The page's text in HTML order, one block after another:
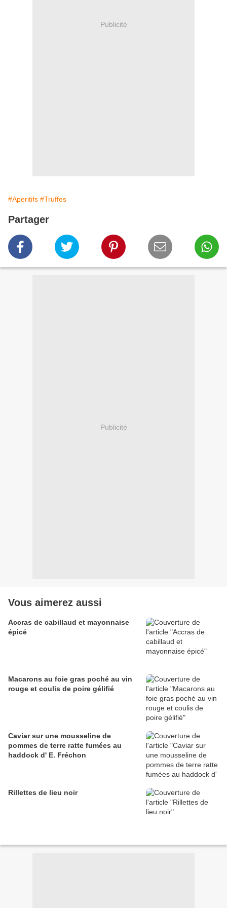
Publicité
#Aperitifs #Truffes
Partager
Publicité
Vous aimerez aussi
Accras de cabillaud et mayonnaise
épicé
Macarons au foie gras poché au vin
rouge et coulis de poire gélifié
Caviar sur une mousseline de
pommes de terre ratte fumées au
haddock d' E. Fréchon
Rillettes de lieu noir